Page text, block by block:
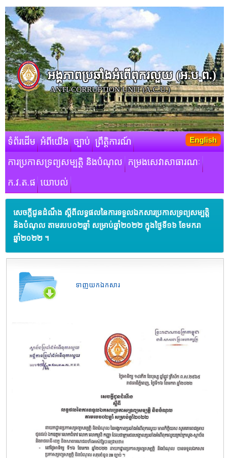
អង្គភាពប្រឆាំងអំពើពុករលួយ​ (អ.ប.ព.)
ANTI-CORRUPTION UNIT (A.C.U.)
ទំព័រដើម អំពីយើង ច្បាប់ ព្រឹត្តិការណ៍
ការប្រកាសទ្រព្យសម្បត្តិ និងបំណុល កម្រងសេវាសាធារណៈ
ក.វ.ត.ផ យោបល់
English
សេចក្តីជូនដំណឹង ស្ដីពីលទ្ធផលនៃការទទួលឯកសារប្រកាសទ្រព្យសម្បត្តិ
និងបំណុល តាមរបប០២ឆ្នាំ សម្រាប់ឆ្នាំ២០២២ ក្នុងថ្ងៃទី១៦ ខែមករា
ឆ្នាំ២០២២ ។
ទាញយកឯកសារ